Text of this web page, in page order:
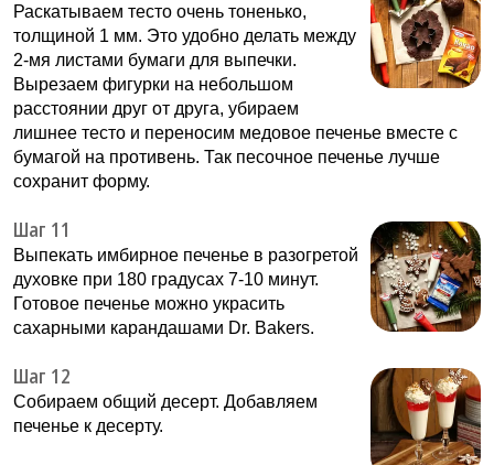
Раскатываем тесто очень тоненько,
толщиной 1 мм. Это удобно делать между
2-мя листами бумаги для выпечки.
Вырезаем фигурки на небольшом
расстоянии друг от друга, убираем
лишнее тесто и переносим медовое печенье вместе с
бумагой на противень. Так песочное печенье лучше
сохранит форму.
Шаг 11
Выпекать имбирное печенье в разогретой
духовке при 180 градусах 7-10 минут.
Готовое печенье можно украсить
сахарными карандашами Dr. Bakers.
Шаг 12
Собираем общий десерт. Добавляем
печенье к десерту.